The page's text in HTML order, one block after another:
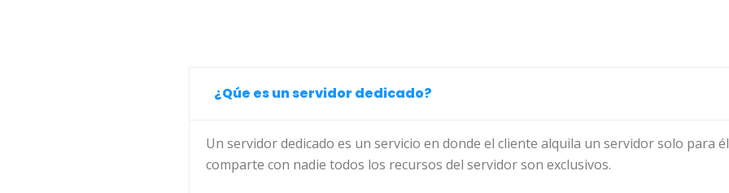
¿Qúe es un servidor dedicado?
Un servidor dedicado es un servicio en donde el cliente alquila un servidor solo para
comparte con nadie todos los recursos del servidor son exclusivos.